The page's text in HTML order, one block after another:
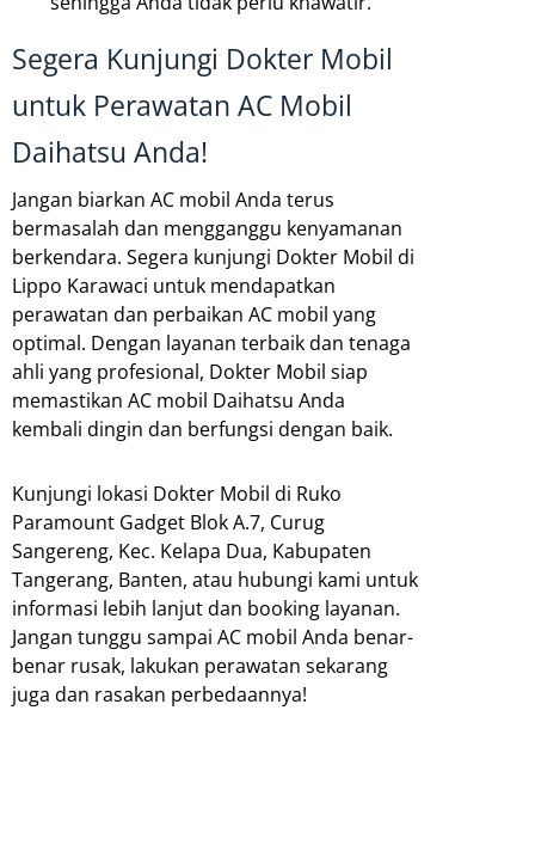
Segera Kunjungi Dokter Mobil
untuk Perawatan AC Mobil
Daihatsu Anda!
Jangan biarkan AC mobil Anda terus
bermasalah dan mengganggu kenyamanan
berkendara. Segera kunjungi Dokter Mobil di
Lippo Karawaci untuk mendapatkan
perawatan dan perbaikan AC mobil yang
optimal. Dengan layanan terbaik dan tenaga
ahli yang profesional, Dokter Mobil siap
memastikan AC mobil Daihatsu Anda
kembali dingin dan berfungsi dengan baik.
Kunjungi lokasi Dokter Mobil di Ruko
Paramount Gadget Blok A.7, Curug
Sangereng, Kec. Kelapa Dua, Kabupaten
Tangerang, Banten, atau hubungi kami untuk
informasi lebih lanjut dan booking layanan.
Jangan tunggu sampai AC mobil Anda benar-
benar rusak, lakukan perawatan sekarang
juga dan rasakan perbedaannya!